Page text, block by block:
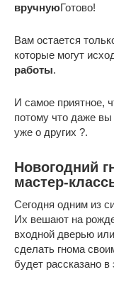
вручнуюГотово!
Вам остается
которые могут
работы.
И самое приятное,
потому что даже вы
уже о других ?.
Новогодний
мастер-
Сегодня одним из
Их вешают на
входной дверью
сделать гнома
будет рассказано в